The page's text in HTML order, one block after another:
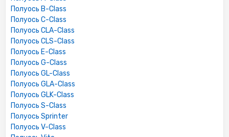
Полуось B-Class
Полуось C-Class
Полуось CLA-Class
Полуось CLS-Class
Полуось E-Class
Полуось G-Class
Полуось GL-Class
Полуось GLA-Class
Полуось GLK-Class
Полуось S-Class
Полуось Sprinter
Полуось V-Class